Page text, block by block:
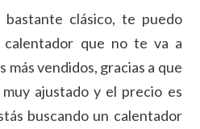
clásico, te puedo
que no te va a
más vendidos, gracias a que
ajustado y el precio es
buscando un calentador